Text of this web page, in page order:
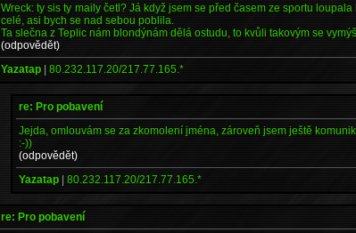
Wreck: ty sis ty maily četl? Já když jsem se před časem ze sportu
celé, asi bych se nad sebou poblila.
Ta slečna z Teplic nám blondýnám dělá ostudu, to kvůli takovým se
(odpovědět)
Yazatap |80.232.117.20/217.77.165.*
re: Pro pobavení
Jejda, omlouvám se za zkomolení jména, zároveň jsem ještě
:-))
(odpovědět)
Yazatap |80.232.117.20/217.77.165.*
re: Pro pobavení